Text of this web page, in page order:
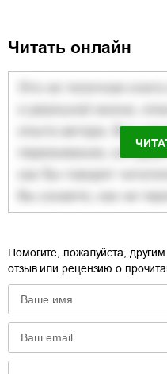
Читать онлайн
Помогите, пожалуйста,
отзыв или рецензию о